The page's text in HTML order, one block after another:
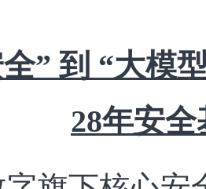
” 到 “大模
28年安全